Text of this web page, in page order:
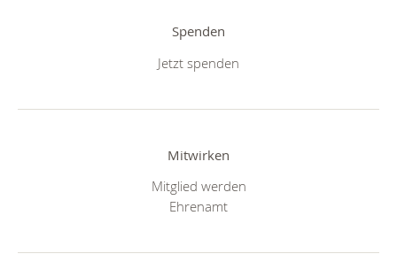
Spenden
Jetzt spenden
Mitwirken
Mitglied werden
Ehrenamt